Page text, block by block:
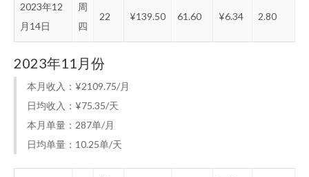
2023年12
月14日
周
四
22 ¥139.50 61.60 ¥6.34 2.80
2023年11月份
本月收入：¥2109.75/月
日均收入：¥75.35/天
本月单量：287单/月
日均单量：10.25单/天